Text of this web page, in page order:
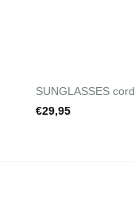
SUNGLASSES
€29,95